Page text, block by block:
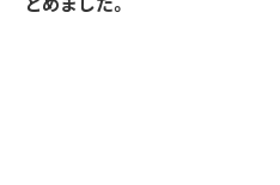
とめました。